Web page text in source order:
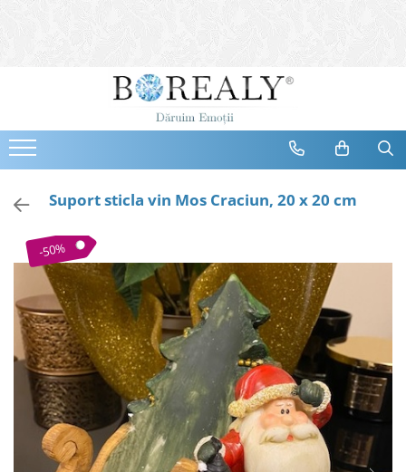
Bijuterii
Cercei
Bratari
Coliere
Brose
Tiare
Destinatari
Bijuterii Femei
Bijuterii Copii
Bijuterii Mirese
Selectii
Reduceri
Cele mai noi
Cele mai vandute
Suport sticla vin Mos Craciun, 20 x 20 cm
-50%